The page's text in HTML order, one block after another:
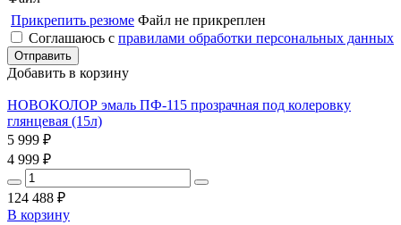
Прикрепить резюме Файл не прикреплен
Соглашаюсь с правилами обработки персональных данных
Добавить в корзину
НОВОКОЛОР эмаль ПФ-115 прозрачная под колеровку
глянцевая (15л)
5 999 ₽
4 999 ₽
124 488 ₽
В корзину